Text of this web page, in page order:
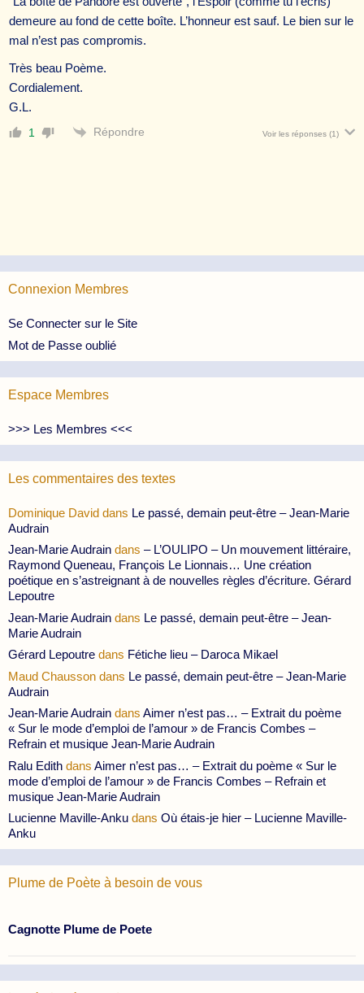
demeure au fond de cette boîte. L’honneur est sauf. Le bien sur le
mal n’est pas compromis.
Très beau Poème.
Cordialement.
G.L.
1 Répondre Voir les réponses (1)
Connexion Membres
Se Connecter sur le Site
Mot de Passe oublié
Espace Membres
>>> Les Membres <<<
Les commentaires des textes
Dominique David dans Le passé, demain peut-être – Jean-Marie
Audrain
Jean-Marie Audrain dans – L’OULIPO – Un mouvement littéraire,
Raymond Queneau, François Le Lionnais… Une création
poétique en s’astreignant à de nouvelles règles d’écriture. Gérard
Lepoutre
Jean-Marie Audrain dans Le passé, demain peut-être – Jean-
Marie Audrain
Gérard Lepoutre dans Fétiche lieu – Daroca Mikael
Maud Chausson dans Le passé, demain peut-être – Jean-Marie
Audrain
Jean-Marie Audrain dans Aimer n’est pas… – Extrait du poème
« Sur le mode d’emploi de l’amour » de Francis Combes –
Refrain et musique Jean-Marie Audrain
Ralu Edith dans Aimer n’est pas… – Extrait du poème « Sur le
mode d’emploi de l’amour » de Francis Combes – Refrain et
musique Jean-Marie Audrain
Lucienne Maville-Anku dans Où étais-je hier – Lucienne Maville-
Anku
Plume de Poète à besoin de vous
Cagnotte Plume de Poete